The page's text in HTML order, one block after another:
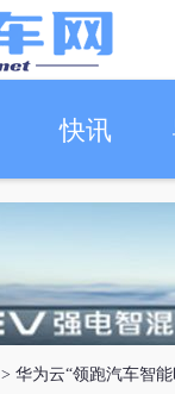
快讯
> 华为云“领跑汽车智